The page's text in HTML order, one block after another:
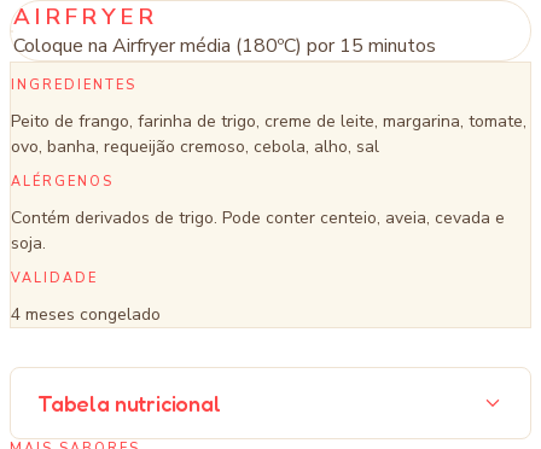
AIRFRYER
Coloque na Airfryer média (180ºC) por 15 minutos
INGREDIENTES
Peito de frango, farinha de trigo, creme de leite, margarina, tomate,
ovo, banha, requeijão cremoso, cebola, alho, sal
ALÉRGENOS
Contém derivados de trigo. Pode conter centeio, aveia, cevada e
soja.
VALIDADE
4 meses congelado
Tabela nutricional